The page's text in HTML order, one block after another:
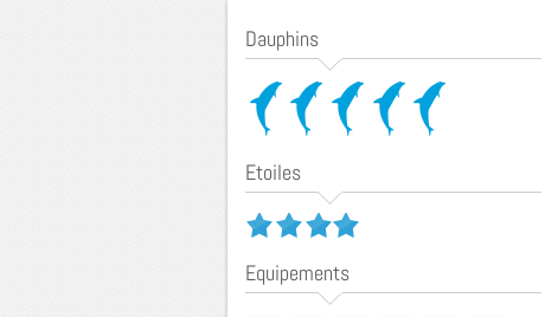
Dauphins
Etoiles
Equipements